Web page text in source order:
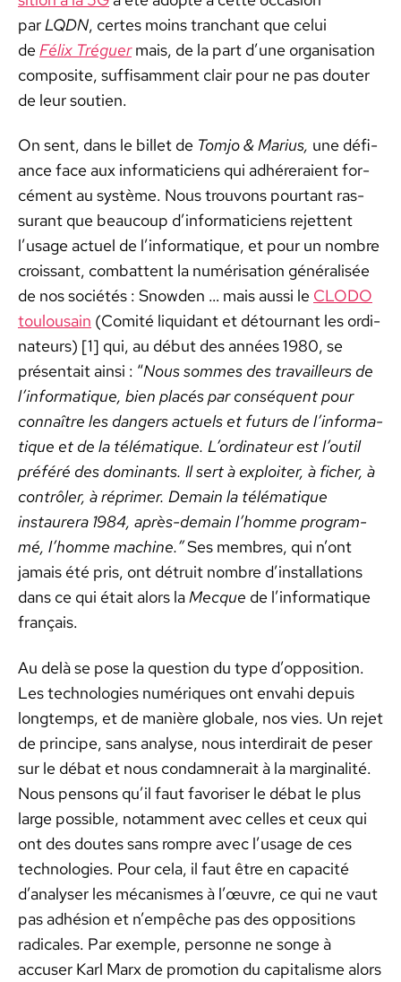
par LQDN, certes moins tran­chant que celui
de Félix Tréguermais, de la part d’une organ­i­sa­tion
com­pos­ite, suff­isam­ment clair pour ne pas douter
de leur sou­tien.
On sent, dans le bil­let de Tomjo & Mar­ius, une défi­
ance face aux infor­mati­ciens qui adhér­eraient for­
cé­ment au sys­tème. Nous trou­vons pour­tant ras­
sur­ant que beau­coup d’in­for­mati­ciens rejet­tent
l’usage actuel de l’in­for­ma­tique, et pour un nom­bre
crois­sant, com­bat­tent la numéri­sa­tion général­isée
de nos sociétés : Snow­den … mais aus­si le CLODO
toulou­sain (Comité liq­uidant et détour­nant les ordi­
na­teurs) [1] qui, au début des années 1980, se
présen­tait ain­si : “Nous sommes des tra­vailleurs de
l’in­for­ma­tique, bien placés par con­séquent pour
con­naître les dan­gers actuels et futurs de l’in­for­ma­
tique et de la télé­ma­tique. L’or­di­na­teur est l’outil
préféré des dom­i­nants. Il sert à exploiter, à fich­er, à
con­trôler, à réprimer. Demain la télé­ma­tique
instau­r­era 1984, après-demain l’homme pro­gram­
mé, l’homme machine.”Ses mem­bres, qui n’ont
jamais été pris, ont détru­it nom­bre d’in­stal­la­tions
dans ce qui était alors laMecque de l’in­for­ma­tique
français.
Au delà se pose la ques­tion du type d’op­po­si­tion.
Les tech­nolo­gies numériques ont envahi depuis
longtemps, et de manière glob­ale, nos vies. Un rejet
de principe, sans analyse, nous inter­di­rait de peser
sur le débat et nous con­damn­erait à la mar­gin­al­ité.
Nous pen­sons qu’il faut favoris­er le débat le plus
large pos­si­ble, notam­ment avec celles et ceux qui
ont des doutes sans rompre avec l’usage de ces
tech­nolo­gies. Pour cela, il faut être en capac­ité
d’analyser les mécan­ismes à l’œu­vre, ce qui ne vaut
pas adhé­sion et n’empêche pas des oppo­si­tions
rad­i­cales. Par exem­ple, per­son­ne ne songe à
accuser Karl Marx de pro­mo­tion du cap­i­tal­isme alors